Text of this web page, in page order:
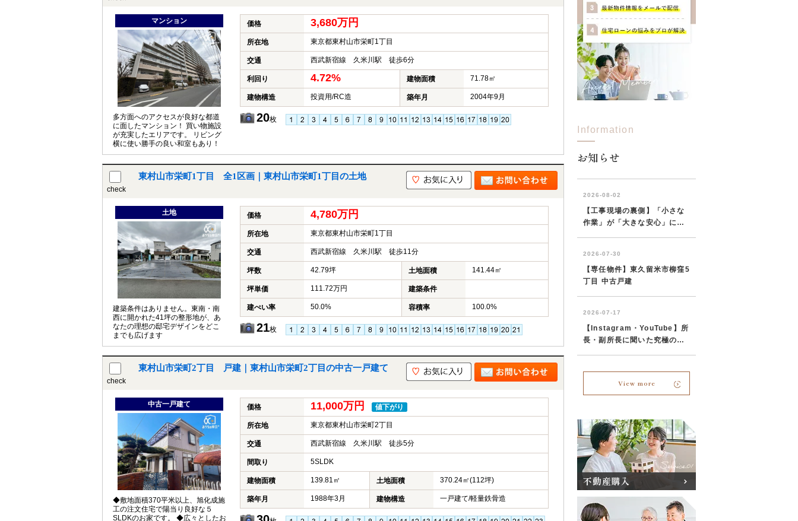
マンション
多方面へのアクセスが良好な都道
に面したマンション！ 買い物施設
が充実したエリアです。 リビング
横に使い勝手の良い和室もあり！
価格 3,680万円
所在地 東京都東村山市栄町1丁目
交通 西武新宿線 久米川駅 徒歩6分
利回り 4.72% 建物面積 71.78㎡
建物構造 投資用/RC造 築年月 2004年9月
20枚
check
東村山市栄町1丁目 全1区画｜東村山市栄町1丁目の土地
土地
建築条件はありません。東南・南
西に開かれた41坪の整形地が、あ
なたの理想の邸宅デザインをどこ
までも広げます
価格 4,780万円
所在地 東京都東村山市栄町1丁目
交通 西武新宿線 久米川駅 徒歩11分
坪数 42.79坪 土地面積 141.44㎡
坪単価 111.72万円 建築条件
建ぺい率 50.0% 容積率 100.0%
21枚
check
東村山市栄町2丁目 戸建｜東村山市栄町2丁目の中古一戸建て
中古一戸建て
◆敷地面積370平米以上、旭化成施
工の注文住宅で陽当り良好な５
SLDKのお家です。 ◆広々としたお
価格 11,000万円 値下がり
所在地 東京都東村山市栄町2丁目
交通 西武新宿線 久米川駅 徒歩5分
間取り 5SLDK
建物面積 139.81㎡ 土地面積 370.24㎡(112坪)
築年月 1988年3月 建物構造 一戸建て/軽量鉄骨造
Information
お知らせ
View more
不動産購入